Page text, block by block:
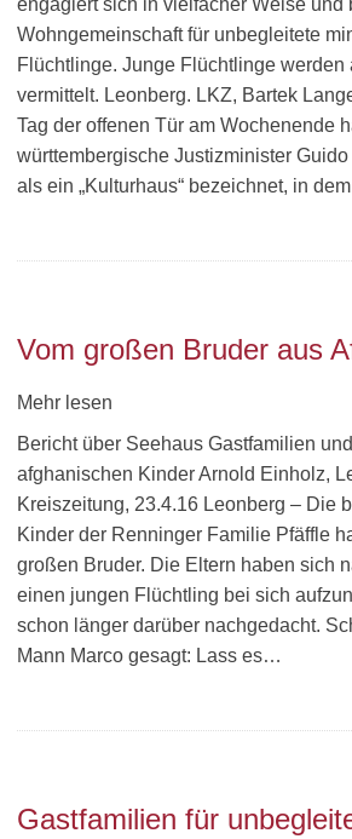
engagiert sich in vielfacher Weise und
Wohngemeinschaft für unbegleitete
Flüchtlinge. Junge Flüchtlinge werden
vermittelt. Leonberg. LKZ, Bartek
Tag der offenen Tür am Wochenende
württembergische Justizminister
als ein „Kulturhaus“ bezeichnet, in
Vom großen Bruder aus
Mehr lesen
Bericht über Seehaus Gastfamilien
afghanischen Kinder Arnold Einholz,
Kreiszeitung, 23.4.16 Leonberg – Die
Kinder der Renninger Familie Pfäffle
großen Bruder. Die Eltern haben sich
einen jungen Flüchtling bei sich
schon länger darüber nachgedacht.
Mann Marco gesagt: Lass es…
Gastfamilien für